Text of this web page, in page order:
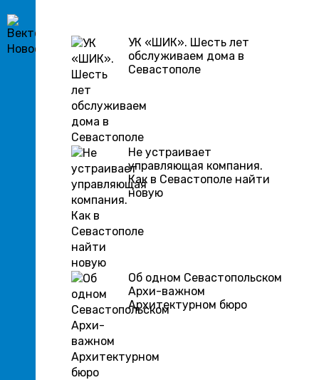
УК «ШИК». Шесть лет
обслуживаем дома в
Севастополе
Не устраивает
управляющая компания.
Как в Севастополе найти
новую
Об одном Севастопольском
Архи-важном
Архитектурном бюро